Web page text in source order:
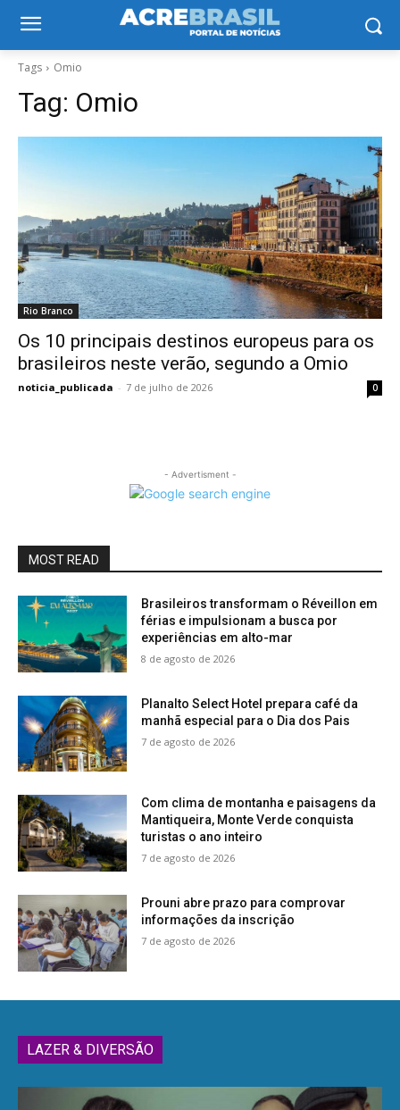
Tags Omio
Tag: Omio
Rio Branco
Os 10 principais destinos europeus para os
brasileiros neste verão, segundo a Omio
noticia_publicada - 7 de julho de 2026 0
- Advertisment -
MOST READ
Brasileiros transformam o Réveillon em
férias e impulsionam a busca por
experiências em alto-mar
8 de agosto de 2026
Planalto Select Hotel prepara café da
manhã especial para o Dia dos Pais
7 de agosto de 2026
Com clima de montanha e paisagens da
Mantiqueira, Monte Verde conquista
turistas o ano inteiro
7 de agosto de 2026
Prouni abre prazo para comprovar
informações da inscrição
7 de agosto de 2026
LAZER & DIVERSÃO